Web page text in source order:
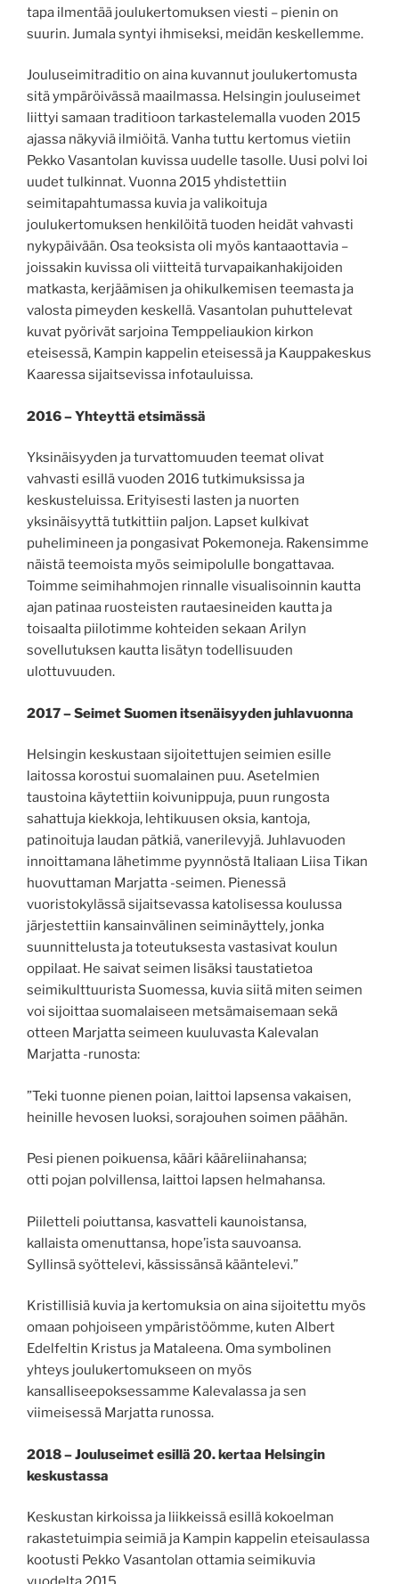
tapa ilmentää joulukertomuksen viesti – pienin on
suurin. Jumala syntyi ihmiseksi, meidän keskellemme.
Jouluseimitraditio on aina kuvannut joulukertomusta
sitä ympäröivässä maailmassa. Helsingin jouluseimet
liittyi samaan traditioon tarkastelemalla vuoden 2015
ajassa näkyviä ilmiöitä. Vanha tuttu kertomus vietiin
Pekko Vasantolan kuvissa uudelle tasolle. Uusi polvi loi
uudet tulkinnat. Vuonna 2015 yhdistettiin
seimitapahtumassa kuvia ja valikoituja
joulukertomuksen henkilöitä tuoden heidät vahvasti
nykypäivään. Osa teoksista oli myös kantaaottavia –
joissakin kuvissa oli viitteitä turvapaikanhakijoiden
matkasta, kerjäämisen ja ohikulkemisen teemasta ja
valosta pimeyden keskellä. Vasantolan puhuttelevat
kuvat pyörivät sarjoina Temppeliaukion kirkon
eteisessä, Kampin kappelin eteisessä ja Kauppakeskus
Kaaressa sijaitsevissa infotauluissa.
2016 – Yhteyttä etsimässä
Yksinäisyyden ja turvattomuuden teemat olivat
vahvasti esillä vuoden 2016 tutkimuksissa ja
keskusteluissa. Erityisesti lasten ja nuorten
yksinäisyyttä tutkittiin paljon. Lapset kulkivat
puhelimineen ja pongasivat Pokemoneja. Rakensimme
näistä teemoista myös seimipolulle bongattavaa.
Toimme seimihahmojen rinnalle visualisoinnin kautta
ajan patinaa ruosteisten rautaesineiden kautta ja
toisaalta piilotimme kohteiden sekaan Arilyn
sovellutuksen kautta lisätyn todellisuuden
ulottuvuuden.
2017 – Seimet Suomen itsenäisyyden juhlavuonna
Helsingin keskustaan sijoitettujen seimien esille
laitossa korostui suomalainen puu. Asetelmien
taustoina käytettiin koivunippuja, puun rungosta
sahattuja kiekkoja, lehtikuusen oksia, kantoja,
patinoituja laudan pätkiä, vanerilevyjä. Juhlavuoden
innoittamana lähetimme pyynnöstä Italiaan Liisa Tikan
huovuttaman Marjatta -seimen. Pienessä
vuoristokylässä sijaitsevassa katolisessa koulussa
järjestettiin kansainvälinen seiminäyttely, jonka
suunnittelusta ja toteutuksesta vastasivat koulun
oppilaat. He saivat seimen lisäksi taustatietoa
seimikulttuurista Suomessa, kuvia siitä miten seimen
voi sijoittaa suomalaiseen metsämaisemaan sekä
otteen Marjatta seimeen kuuluvasta Kalevalan
Marjatta -runosta:
”Teki tuonne pienen poian, laittoi lapsensa vakaisen,
heinille hevosen luoksi, sorajouhen soimen päähän.
Pesi pienen poikuensa, kääri kääreliinahansa;
otti pojan polvillensa, laittoi lapsen helmahansa.
Piiletteli poiuttansa, kasvatteli kaunoistansa,
kallaista omenuttansa, hope’ista sauvoansa.
Syllinsä syöttelevi, kässissänsä kääntelevi.”
Kristillisiä kuvia ja kertomuksia on aina sijoitettu myös
omaan pohjoiseen ympäristöömme, kuten Albert
Edelfeltin Kristus ja Mataleena. Oma symbolinen
yhteys joulukertomukseen on myös
kansalliseepoksessamme Kalevalassa ja sen
viimeisessä Marjatta runossa.
2018 – Jouluseimet esillä 20. kertaa Helsingin
keskustassa
Keskustan kirkoissa ja liikkeissä esillä kokoelman
rakastetuimpia seimiä ja Kampin kappelin eteisaulassa
kootusti Pekko Vasantolan ottamia seimikuvia